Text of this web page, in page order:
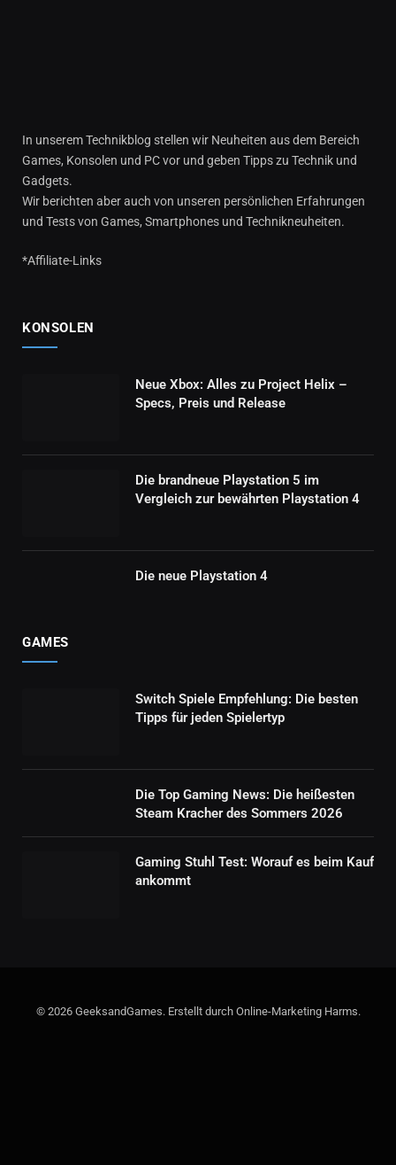
In unserem Technikblog stellen wir Neuheiten aus dem Bereich
Games, Konsolen und PC vor und geben Tipps zu Technik und
Gadgets.
Wir berichten aber auch von unseren persönlichen Erfahrungen
und Tests von Games, Smartphones und Technikneuheiten.
*Affiliate-Links
KONSOLEN
Neue Xbox: Alles zu Project Helix –
Specs, Preis und Release
Die brandneue Playstation 5 im
Vergleich zur bewährten Playstation 4
Die neue Playstation 4
GAMES
Switch Spiele Empfehlung: Die besten
Tipps für jeden Spielertyp
Die Top Gaming News: Die heißesten
Steam Kracher des Sommers 2026
Gaming Stuhl Test: Worauf es beim Kauf
ankommt
© 2026 GeeksandGames. Erstellt durch Online-Marketing Harms.